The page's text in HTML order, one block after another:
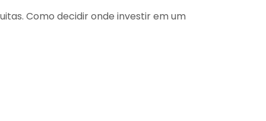
Como decidir onde investir em um